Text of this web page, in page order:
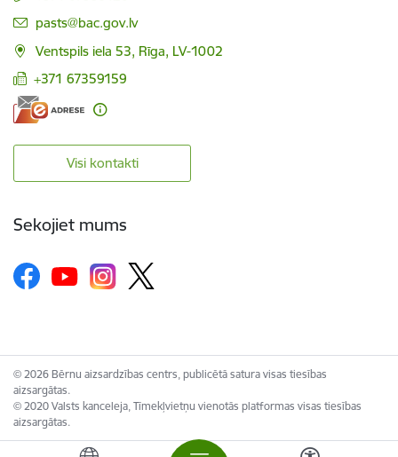
E-pasts:
pasts@bac.gov.lv
Ventspils iela 53, Rīga, LV-1002
+371 67359159
Visi kontakti
Sekojiet mums
© 2026 Bērnu aizsardzības centrs, publicētā satura visas tiesības
aizsargātas.
© 2020 Valsts kanceleja, Tīmekļvietņu vienotās platformas visas tiesības
aizsargātas.